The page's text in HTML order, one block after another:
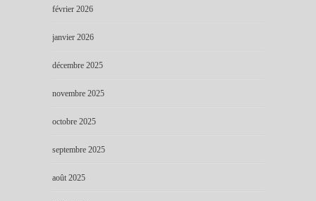
février 2026
janvier 2026
décembre 2025
novembre 2025
octobre 2025
septembre 2025
août 2025